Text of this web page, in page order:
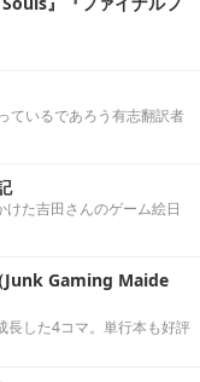
ているであろう有志翻訳者
た吉田さんのゲーム絵日
Junk Gaming Maide
した4コマ。単行本も好評